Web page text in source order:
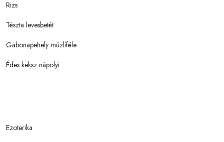
Rizs
Tészta levesbetét
Gabonapehely müzliféle
Édes keksz nápolyi
Ezoterika